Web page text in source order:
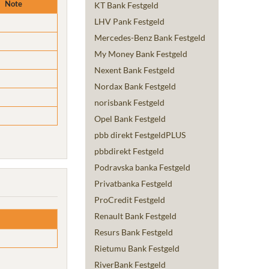
Note
KT Bank Festgeld
LHV Pank Festgeld
Mercedes-Benz Bank Festgeld
My Money Bank Festgeld
Nexent Bank Festgeld
Nordax Bank Festgeld
norisbank Festgeld
Opel Bank Festgeld
pbb direkt FestgeldPLUS
pbbdirekt Festgeld
Podravska banka Festgeld
Privatbanka Festgeld
ProCredit Festgeld
Renault Bank Festgeld
Resurs Bank Festgeld
Rietumu Bank Festgeld
RiverBank Festgeld